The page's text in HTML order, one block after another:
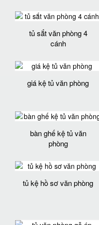
tủ sắt văn phòng 4
cánh
giá kệ tủ văn phòng
bàn ghế kệ tủ văn
phòng
tủ kệ hồ sơ văn phòng